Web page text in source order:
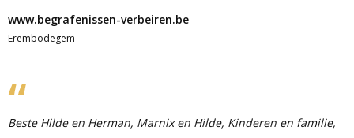
www.begrafenissen-verbeiren.be
Erembodegem
Beste Hilde en Herman, Marnix en Hilde, Kinderen en familie,